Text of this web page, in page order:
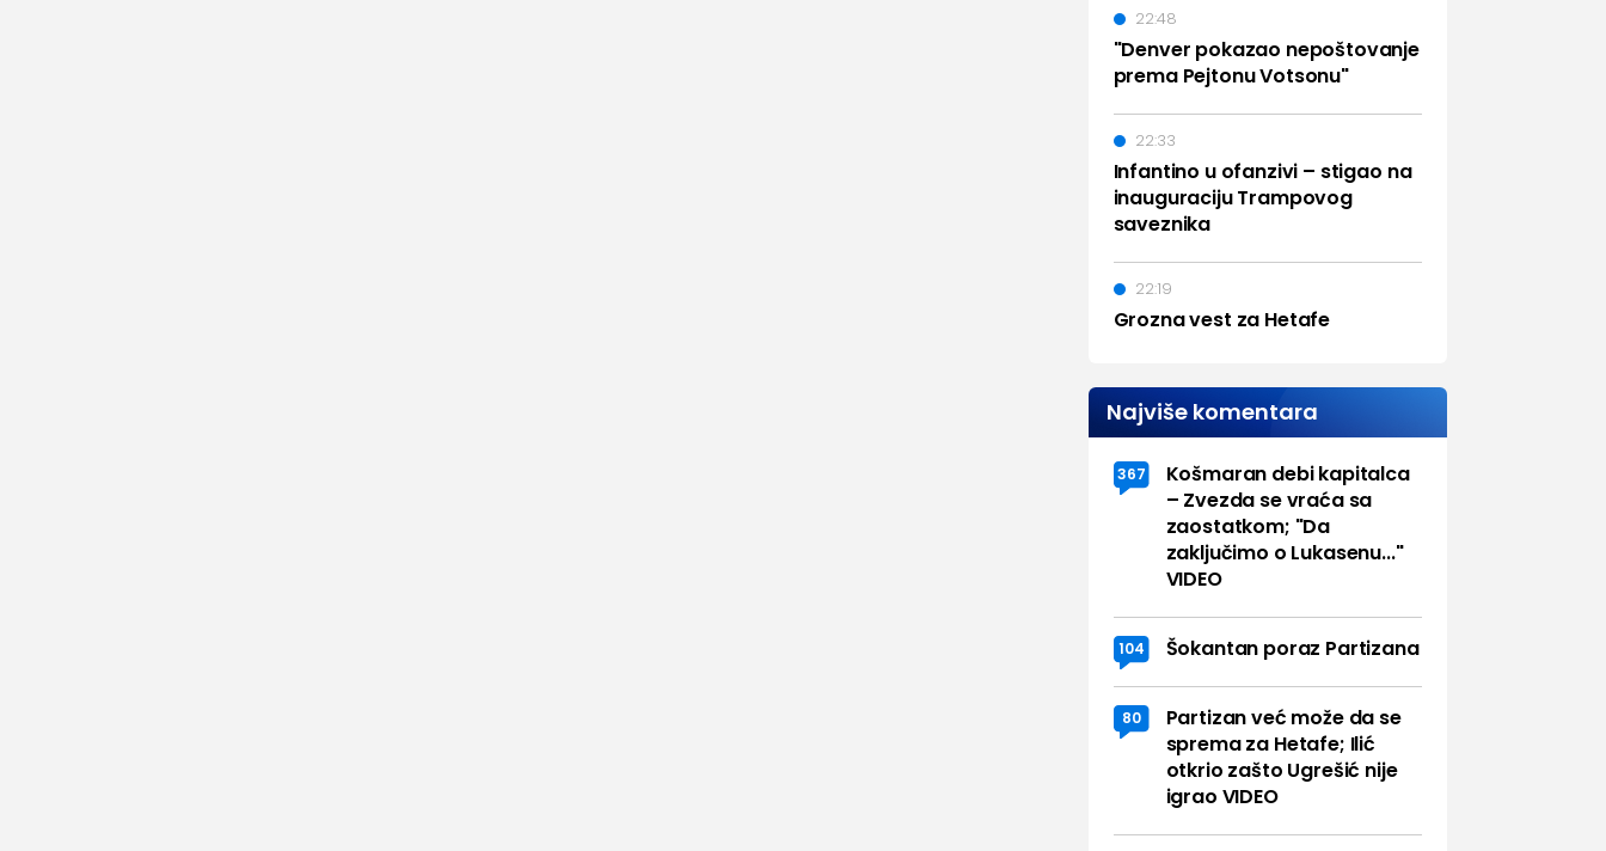
"Denver pokazao nepoštovanje
prema Pejtonu Votsonu"
22:48
Infantino u ofanzivi – stigao na
inauguraciju Trampovog
saveznika
22:33
Grozna vest za Hetafe
22:19
Najviše komentara
367
Košmaran debi kapitalca
– Zvezda se vraća sa
zaostatkom; "Da
zaključimo o Lukasenu..."
VIDEO
104 Šokantan poraz Partizana
80
Partizan već može da se
sprema za Hetafe; Ilić
otkrio zašto Ugrešić nije
igrao VIDEO